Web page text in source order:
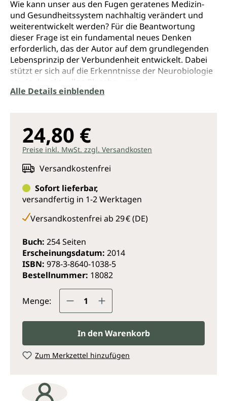
Wie kann unser aus den Fugen geratenes Medizin-
und Gesundheitssystem nachhaltig verändert und
weiterentwickelt werden? Für die Beantwortung
dieser Frage ist ein fundamental neues Denken
erforderlich, das der Autor auf dem grundlegenden
Lebensprinzip der Verbundenheit entwickelt. Dabei
stützt er sich auf die Erkenntnisse der Neurobiologie
sowie der aktuellen Placebo- und
Kommunikationsforschung und zeigt auf, dass auch
Die Medizin von morgen wird ein viel weiter
gefasstes Verständnis von Bewusstsein und
essenzieller Verbundenheit haben, das zu einem
integralen Menschenbild führt. Klaus-Dieter Platsch
Medizin des dritten Jahrtausends sind. An konkreten
Beispielen werden die künftigen Anforderungen an
die ärztliche Persönlichkeit sowie die
Grundhaltungen einer gelingenden Arzt-Patienten-
Alle Details einblenden
24,80 €
Preise inkl. MwSt. zzgl. Versandkosten
Versandkostenfrei
Sofort lieferbar,
versandfertig in 1-2 Werktagen
Versandkostenfrei ab 29 € (DE)
Buch: 254 Seiten
Erscheinungsdatum: 2014
ISBN: 978-3-8640-1038-5
Bestellnummer: 18082
Menge: Produkt Anzahl: Gib den
In den Warenkorb
Zum Merkzettel hinzufügen